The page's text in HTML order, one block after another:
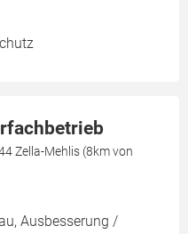
Zella-Mehlis (8km von
Ausbesserung /